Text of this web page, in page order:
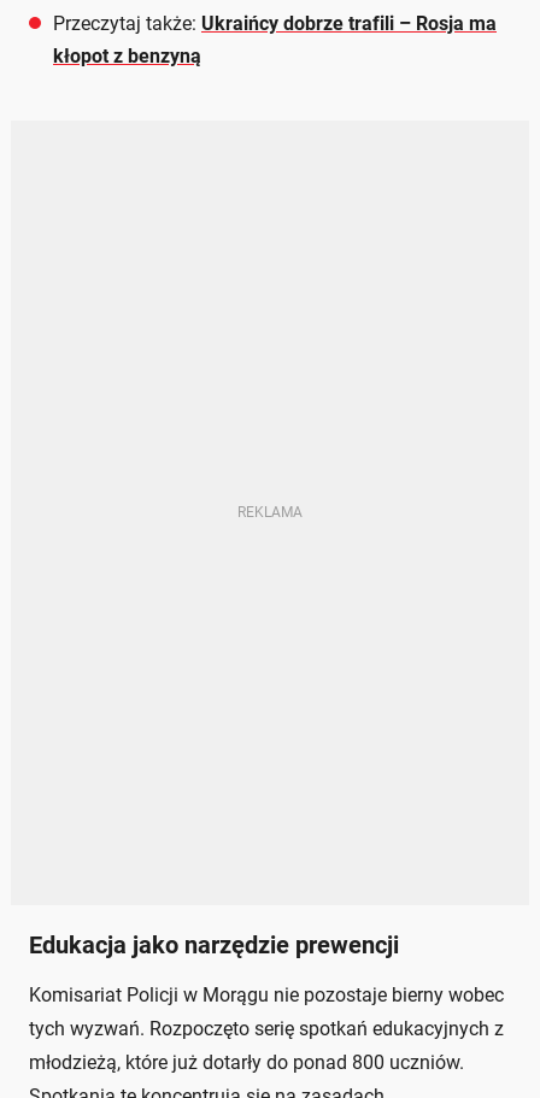
Przeczytaj także: Ukraińcy dobrze trafili – Rosja ma
kłopot z benzyną
Edukacja jako narzędzie prewencji
Komisariat Policji w Morągu nie pozostaje bierny wobec
tych wyzwań. Rozpoczęto serię spotkań edukacyjnych z
młodzieżą, które już dotarły do ponad 800 uczniów.